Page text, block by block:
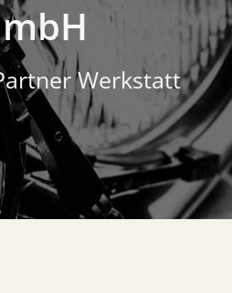
Werkstatt